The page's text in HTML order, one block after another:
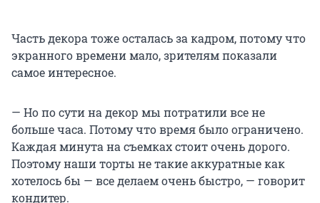
Часть декора тоже осталась за кадром, потому что
экранного времени мало, зрителям показали
самое интересное.
— Но по сути на декор мы потратили все не
больше часа. Потому что время было ограничено.
Каждая минута на съемках стоит очень дорого.
Поэтому наши торты не такие аккуратные как
хотелось бы — все делаем очень быстро, — говорит
кондитер.